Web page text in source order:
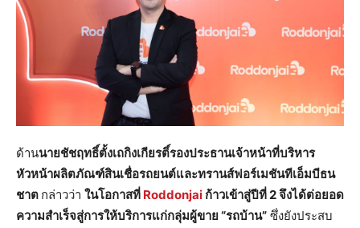
ด้านนายชัชฤทธิ์ตั้งเถกิงเกียรติ์รองประธานเจ้าหน้าที่บริหาร
หัวหน้าผลิตภัณฑ์สินเชื่อรถยนต์และทรานส์ฟอร์เมชันทีเอ็มบีธน
ชาต กล่าวว่า ในโอกาสที่ Roddonjai ก้าวเข้าสู่ปีที่2 จึงได้ต่อยอด
ความสำเร็จสู่การให้บริการแก่กลุ่มผู้ขาย “รถบ้าน” ซึ่งยังประสบ